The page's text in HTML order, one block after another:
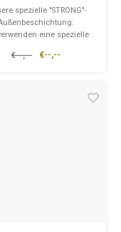
Set
spezielle "STRONG"-
eine spezielle
unserer Hundebetten.
mit "STRONG"-
€--,-- €--,--